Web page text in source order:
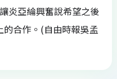
炎亞綸興奮說希望之後
的合作。(自由時報吳孟